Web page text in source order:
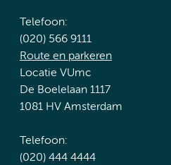
Telefoon:
(020) 566 9111
Route en parkeren
Locatie VUmc
De Boelelaan 1117
1081 HV Amsterdam
Telefoon:
(020) 444 4444